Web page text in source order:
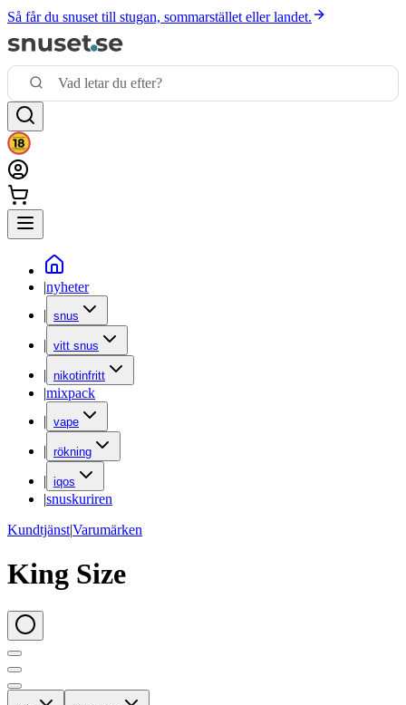
Så får du snuset till stugan, sommarstället eller landet.
|nyheter
| snus
| vitt snus
| nikotinfritt
|mixpack
| vape
| rökning
| iqos
|snuskuriren
Kundtjänst|Varumärken
King Size